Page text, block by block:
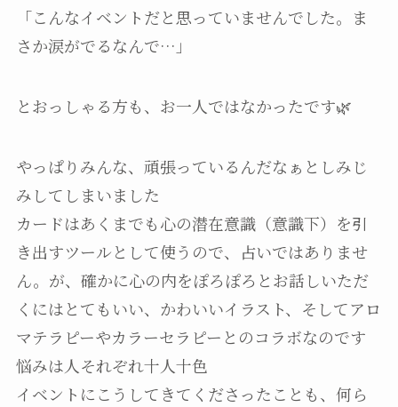
「こんなイベントだと思っていませんでした。ま
さか涙がでるなんで…」
とおっしゃる方も、お一人ではなかったです🌿
やっぱりみんな、頑張っているんだなぁとしみじ
みしてしまいました
カードはあくまでも心の潜在意識（意識下）を引
き出すツールとして使うので、占いではありませ
ん。が、確かに心の内をぽろぽろとお話しいただ
くにはとてもいい、かわいいイラスト、そしてアロ
マテラピーやカラーセラピーとのコラボなのです
悩みは人それぞれ十人十色
イベントにこうしてきてくださったことも、何ら